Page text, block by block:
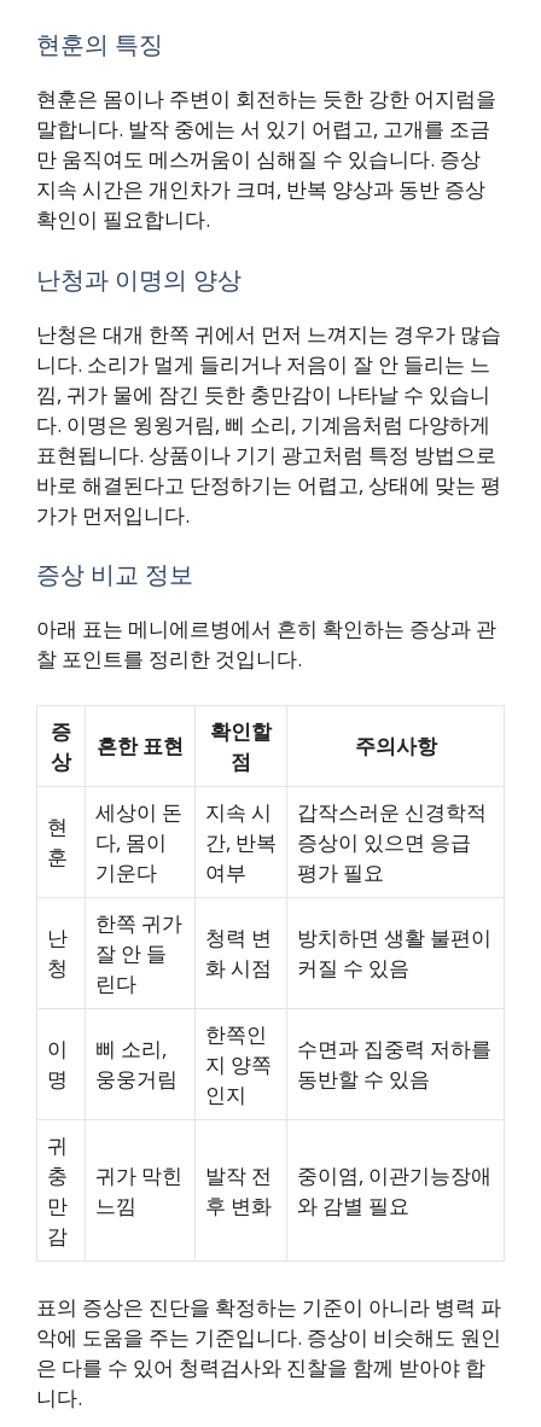
현훈의 특징
현훈은 몸이나 주변이 회전하는 듯한 강한 어지럼을
말합니다. 발작 중에는 서 있기 어렵고, 고개를 조금
만 움직여도 메스꺼움이 심해질 수 있습니다. 증상
지속 시간은 개인차가 크며, 반복 양상과 동반 증상
확인이 필요합니다.
난청과 이명의 양상
난청은 대개 한쪽 귀에서 먼저 느껴지는 경우가 많습
니다. 소리가 멀게 들리거나 저음이 잘 안 들리는 느
낌, 귀가 물에 잠긴 듯한 충만감이 나타날 수 있습니
다. 이명은 윙윙거림, 삐 소리, 기계음처럼 다양하게
표현됩니다. 상품이나 기기 광고처럼 특정 방법으로
바로 해결된다고 단정하기는 어렵고, 상태에 맞는 평
가가 먼저입니다.
증상 비교 정보
아래 표는 메니에르병에서 흔히 확인하는 증상과 관
찰 포인트를 정리한 것입니다.
증
상
흔한 표현
확인할
점
주의사항
현
훈
세상이 돈
다, 몸이
기운다
지속 시
간, 반복
여부
갑작스러운 신경학적
증상이 있으면 응급
평가 필요
난
청
한쪽 귀가
잘 안 들
린다
청력 변
화 시점
방치하면 생활 불편이
커질 수 있음
이
명
삐 소리,
웅웅거림
한쪽인
지 양쪽
인지
수면과 집중력 저하를
동반할 수 있음
귀
충
만
감
귀가 막힌
느낌
발작 전
후 변화
중이염, 이관기능장애
와 감별 필요
표의 증상은 진단을 확정하는 기준이 아니라 병력 파
악에 도움을 주는 기준입니다. 증상이 비슷해도 원인
은 다를 수 있어 청력검사와 진찰을 함께 받아야 합
니다.